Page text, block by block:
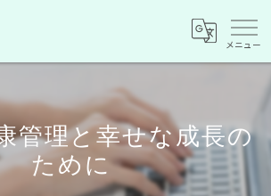
管理と幸せな成長の
ために